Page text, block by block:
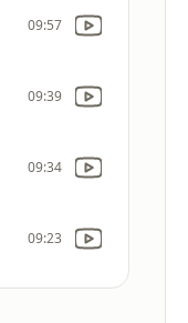
09:57
09:39
09:34
09:23